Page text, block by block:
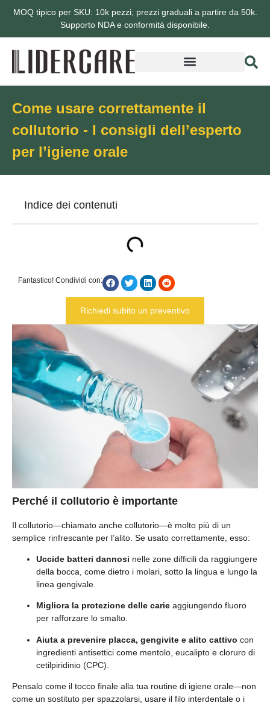
MOQ tipico per SKU: 10k pezzi; prezzi graduali a partire da 50k.
Supporto NDA e conformità disponibile.
Come usare correttamente il
collutorio - I consigli dell’esperto
per l’igiene orale
Perché il collutorio è importante
Il collutorio—chiamato anche collutorio—è molto più di un
semplice rinfrescante per l’alito. Se usato correttamente, esso:
Uccide batteri dannosi nelle zone difficili da raggiungere
della bocca, come dietro i molari, sotto la lingua e lungo la
linea gengivale.
Migliora la protezione delle carie aggiungendo fluoro
per rafforzare lo smalto.
Aiuta a prevenire placca, gengivite e alito cattivo con
ingredienti antisettici come mentolo, eucalipto e cloruro di
cetilpiridinio (CPC).
Pensalo come il tocco finale alla tua routine di igiene orale—non
come un sostituto per spazzolarsi, usare il filo interdentale o i
Indice dei contenuti
Fantastico! Condividi con:
Richiedi subito un preventivo